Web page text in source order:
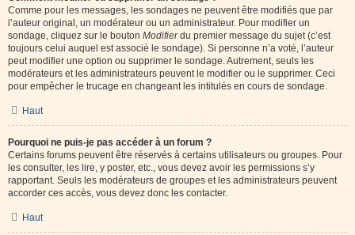
Comme pour les messages, les sondages ne peuvent être modifiés que par
l’auteur original, un modérateur ou un administrateur. Pour modifier un
sondage, cliquez sur le bouton Modifierdu premier message du sujet (c’est
toujours celui auquel est associé le sondage). Si personne n’a voté, l’auteur
peut modifier une option ou supprimer le sondage. Autrement, seuls les
modérateurs et les administrateurs peuvent le modifier ou le supprimer. Ceci
pour empêcher le trucage en changeant les intitulés en cours de sondage.
Haut
Pourquoi ne puis-je pas accéder à un forum ?
Certains forums peuvent être réservés à certains utilisateurs ou groupes. Pour
les consulter, les lire, y poster, etc., vous devez avoir les permissions s’y
rapportant. Seuls les modérateurs de groupes et les administrateurs peuvent
accorder ces accès, vous devez donc les contacter.
Haut